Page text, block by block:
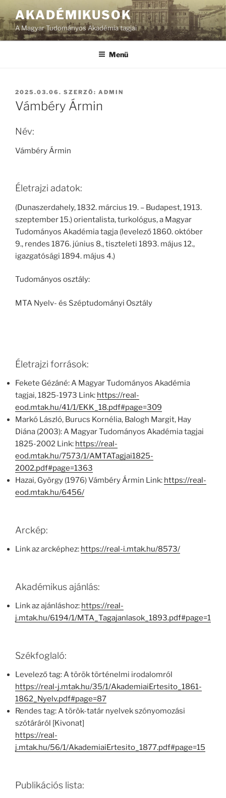
AKADÉMIKUSOK
A Magyar Tudományos Akadémia tagjai
Menü
BEKÜLDVE:
2025.03.06. SZERZŐ: ADMIN
Vámbéry Ármin
Név:
Vámbéry Ármin
Életrajzi adatok:
(Dunaszerdahely, 1832. március 19. – Budapest, 1913.
szeptember 15.) orientalista, turkológus, a Magyar
Tudományos Akadémia tagja (levelező 1860. október
9., rendes 1876. június 8., tiszteleti 1893. május 12.,
igazgatósági 1894. május 4.)
Tudományos osztály:
MTA Nyelv- és Széptudományi Osztály
Életrajzi források:
Fekete Gézáné: A Magyar Tudományos Akadémia
tagjai, 1825-1973 Link: https://real-
eod.mtak.hu/41/1/EKK_18.pdf#page=309
Markó László, Burucs Kornélia, Balogh Margit, Hay
Diána (2003): A Magyar Tudományos Akadémia tagjai
1825-2002 Link: https://real-
eod.mtak.hu/7573/1/AMTATagjai1825-
2002.pdf#page=1363
Hazai, György (1976) Vámbéry Ármin Link: https://real-
eod.mtak.hu/6456/
Arckép:
Link az arcképhez: https://real-i.mtak.hu/8573/
Akadémikus ajánlás:
Link az ajánláshoz: https://real-
j.mtak.hu/6194/1/MTA_Tagajanlasok_1893.pdf#page=1
Székfoglaló:
Levelező tag: A török történelmi irodalomról
https://real-j.mtak.hu/35/1/AkademiaiErtesito_1861-
1862_Nyelv.pdf#page=87
Rendes tag: A török-tatár nyelvek szónyomozási
szótáráról [Kivonat]
https://real-
j.mtak.hu/56/1/AkademiaiErtesito_1877.pdf#page=15
Publikációs lista: